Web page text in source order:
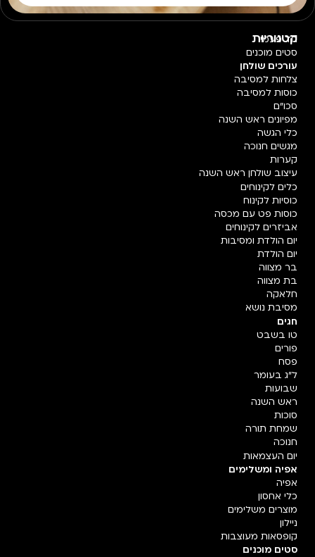
קטגוריות
חד פעמי
סטים מוכנים
עורכים שולחן
צלחות למסיבה
כוסות למסיבה
סכו"ם
מפיונים ראש השנה
כלי הגשה
מגשים חנוכה
קערות
עיצוב שולחן ראש השנה
כלים לקינוחים
כוסיות לקינוח
כוסות פט עם מכסה
אביזרים לקינוחים
יום הולדת ומסיבות
יום הולדת
בר מצווה
בת מצווה
חלאקה
מסיבת נושא
חגים
טו בשבט
פורים
פסח
ל"ג בעומר
שבועות
ראש השנה
סוכות
שמחת תורה
חנוכה
יום העצמאות
אפיה ומשלימים
אפיה
כלי אחסון
מוצרים משלימים
ניילון
קופסאות מעוצבות
סטים מוכנים